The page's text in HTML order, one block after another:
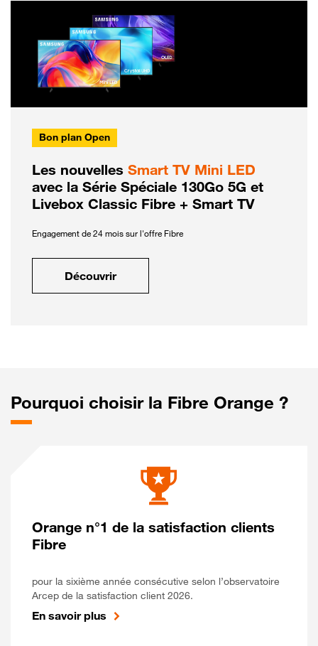
Bon plan Open
Les nouvelles Smart TV Mini LED
avec la Série Spéciale 130Go 5G et
Livebox Classic Fibre + Smart TV
Engagement de 24 mois sur l'offre Fibre
Découvrir
Pourquoi choisir la Fibre Orange ?
Orange n°1 de la satisfaction clients
Fibre
pour la sixième année consécutive selon l’observatoire
Arcep de la satisfaction client 2026.
En savoir plus